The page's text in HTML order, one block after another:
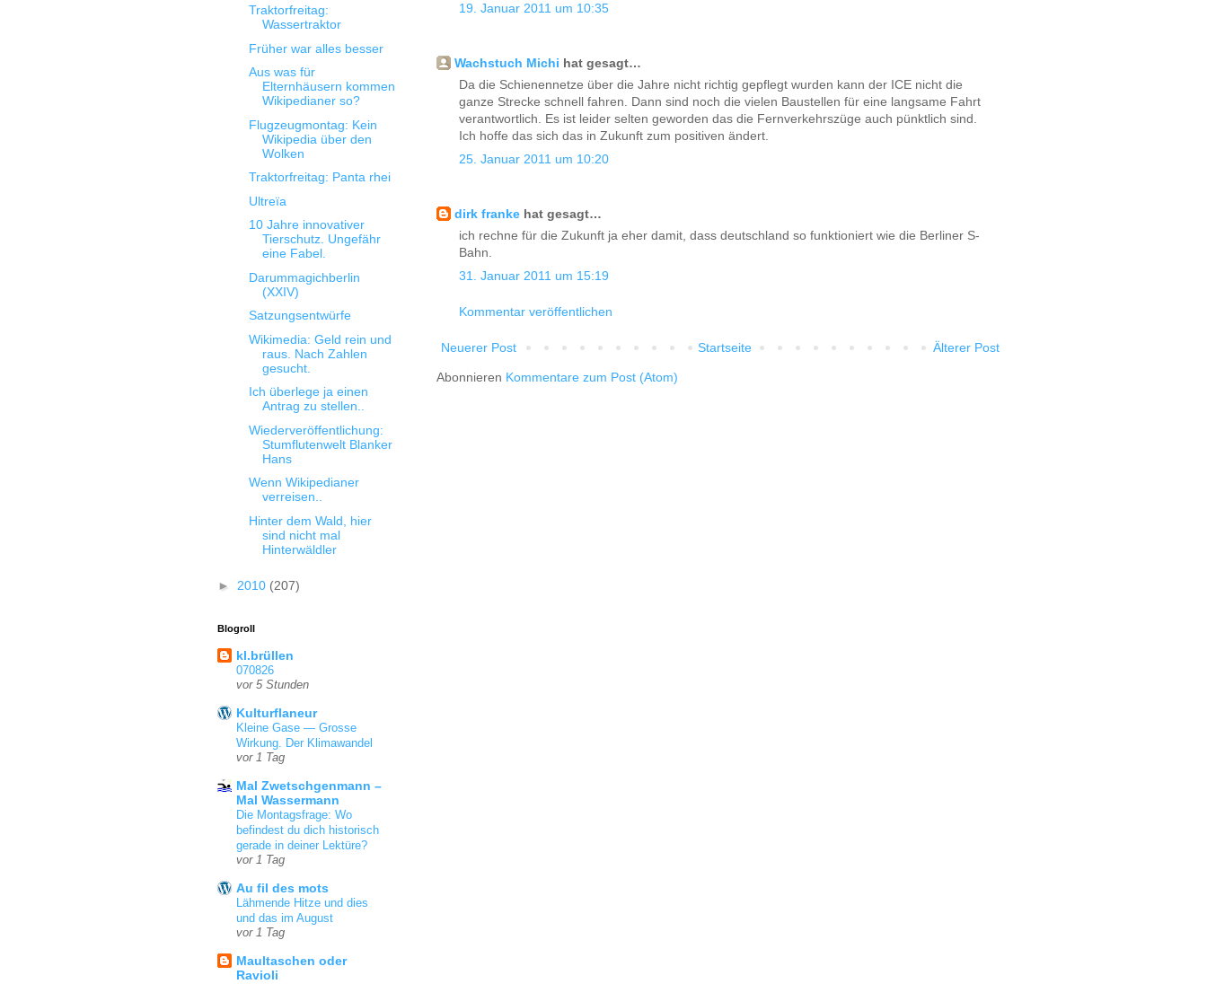
19. Januar 2011 um 10:35
Wachstuch Michi hat gesagt…
Da die Schienennetze über die Jahre nicht richtig gepflegt wurden kann der ICE nicht die
ganze Strecke schnell fahren. Dann sind noch die vielen Baustellen für eine langsame Fahrt
verantwortlich. Es ist leider selten geworden das die Fernverkehrszüge auch pünktlich sind.
Ich hoffe das sich das in Zukunft zum positiven ändert.
25. Januar 2011 um 10:20
dirk franke hat gesagt…
ich rechne für die Zukunft ja eher damit, dass deutschland so funktioniert wie die Berliner S-
Bahn.
31. Januar 2011 um 15:19
Kommentar veröffentlichen
Neuerer Post Älterer Post
Startseite
Abonnieren Kommentare zum Post (Atom)
Traktorfreitag:
Wassertraktor
Früher war alles besser
Aus was für
Elternhäusern kommen
Wikipedianer so?
Flugzeugmontag: Kein
Wikipedia über den
Wolken
Traktorfreitag: Panta rhei
Ultreïa
10 Jahre innovativer
Tierschutz. Ungefähr
eine Fabel.
Darummagichberlin
(XXIV)
Satzungsentwürfe
Wikimedia: Geld rein und
raus. Nach Zahlen
gesucht.
Ich überlege ja einen
Antrag zu stellen..
Wiederveröffentlichung:
Stumflutenwelt Blanker
Hans
Wenn Wikipedianer
verreisen..
Hinter dem Wald, hier
sind nicht mal
Hinterwäldler
► 2010 (207)
Blogroll
kl.brüllen
070826
vor 5 Stunden
Kulturflaneur
Kleine Gase — Grosse
Wirkung. Der Klimawandel
vor 1 Tag
Mal Zwetschgenmann –
Mal Wassermann
Die Montagsfrage: Wo
befindest du dich historisch
gerade in deiner Lektüre?
vor 1 Tag
Au fil des mots
Lähmende Hitze und dies
und das im August
vor 1 Tag
Maultaschen oder
Ravioli